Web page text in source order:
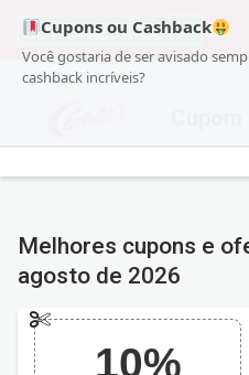
Cupons ou Cashback
Você gostaria de ser avisado
cashback incríveis?
Melhores cupons e
agosto de 2026
10%